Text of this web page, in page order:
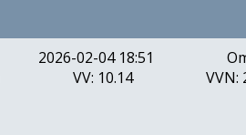
2026-02-04 18:51
VV: 10.14
VVN: